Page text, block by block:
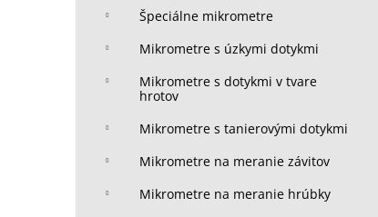
Špeciálne mikrometre
Mikrometre s úzkymi dotykmi
Mikrometre s dotykmi v tvare
hrotov
Mikrometre s tanierovými dotykmi
Mikrometre na meranie závitov
Mikrometre na meranie hrúbky